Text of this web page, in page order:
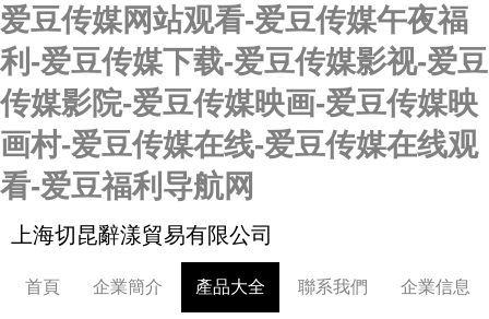
爱豆传媒网站观看-爱豆传媒午夜福
利-爱豆传媒下载-爱豆传媒影视-爱豆
传媒影院-爱豆传媒映画-爱豆传媒映
画村-爱豆传媒在线-爱豆传媒在线观
看-爱豆福利导航网
上海切昆辭漾貿易有限公司
首頁 企業簡介 產品大全 聯系我們 企業信息